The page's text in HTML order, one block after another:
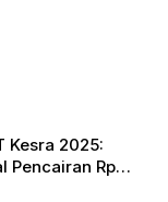
Kesra 2025:
Pencairan Rp